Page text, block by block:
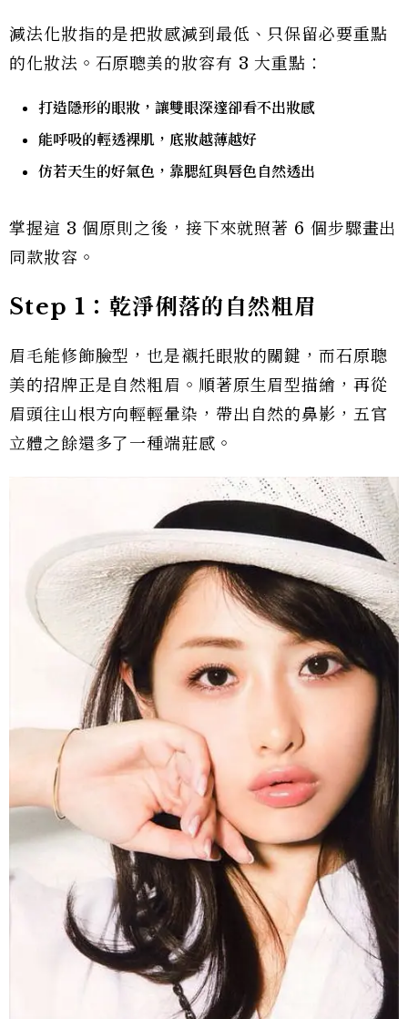
減法化妝指的是把妝感減到最低、只保留必要重點
的化妝法。石原聰美的妝容有 3 大重點：
打造隱形的眼妝，讓雙眼深邃卻看不出妝感
能呼吸的輕透裸肌，底妝越薄越好
仿若天生的好氣色，靠腮紅與唇色自然透出
掌握這 3 個原則之後，接下來就照著 6 個步驟畫出
同款妝容。
Step 1：乾淨俐落的自然粗眉
眉毛能修飾臉型，也是襯托眼妝的關鍵，而石原聰
美的招牌正是自然粗眉。順著原生眉型描繪，再從
眉頭往山根方向輕輕暈染，帶出自然的鼻影，五官
立體之餘還多了一種端莊感。